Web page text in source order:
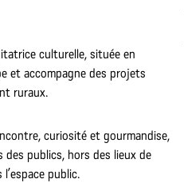
culturelle, située en
et accompagne des projets
ruraux.
curiosité et gourmandise,
des publics, hors des lieux de
public.